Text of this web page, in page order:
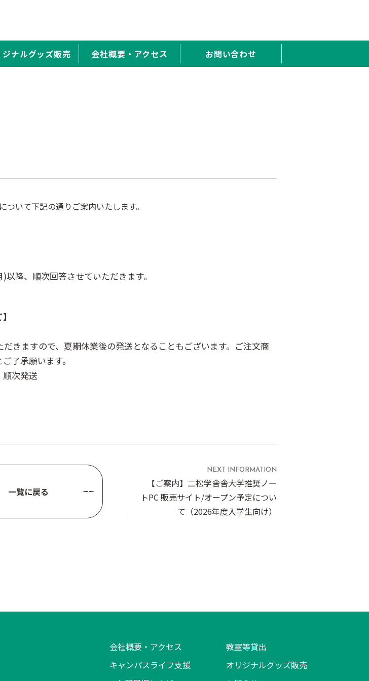
ジナルグッズ販売 会社概要・アクセス お問い合わせ
いて下記の通りご案内いたします。
降、順次回答させていただきます。
きますので、夏期休業後の発送となることもございます。ご注文商
了承願います。
次発送
NEXT INFORMATION
【ご案内】二松学舎舎大学推奨ノー
トPC 販売サイト/オープン予定につい
て（2026年度入学生向け）
一覧に戻る
会社概要・アクセス
キャンパスライフ支援
教室等貸出
オリジナルグッズ販売